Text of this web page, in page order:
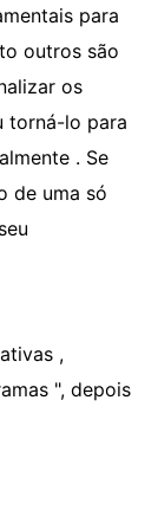
para
outros são
os
torná-lo para
. Se
de uma só
,
", depois